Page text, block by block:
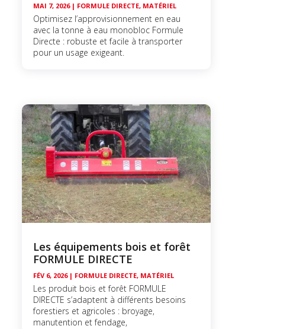
MAI 7, 2026| FORMULE DIRECTE, MATÉRIEL
Optimisez l’approvisionnement en eau
avec la tonne à eau monobloc Formule
Directe : robuste et facile à transporter
pour un usage exigeant.
Les équipements bois et forêt
FORMULE DIRECTE
FÉV 6, 2026| FORMULE DIRECTE, MATÉRIEL
Les produit bois et forêt FORMULE
DIRECTE s’adaptent à différents besoins
forestiers et agricoles : broyage,
manutention et fendage,